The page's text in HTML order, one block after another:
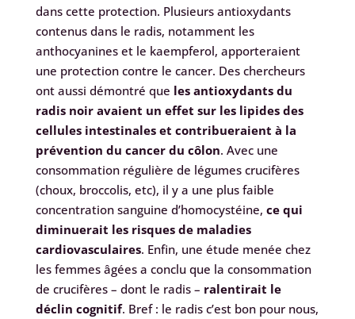
dans cette protection. Plusieurs antioxydants
contenus dans le radis, notamment les
anthocyanines et le kaempferol, apporteraient
une protection contre le cancer. Des chercheurs
ont aussi démontré que les antioxydants du
radis noir avaient un effet sur les lipides des
cellules intestinales et contribueraient à la
prévention du cancer du côlon. Avec une
consommation régulière de légumes crucifères
(choux, broccolis, etc), il y a une plus faible
concentration sanguine d’homocystéine, ce qui
diminuerait les risques de maladies
cardiovasculaires. Enfin, une étude menée chez
les femmes âgées a conclu que la consommation
de crucifères – dont le radis – ralentirait le
déclin cognitif. Bref : le radis c’est bon pour nous,